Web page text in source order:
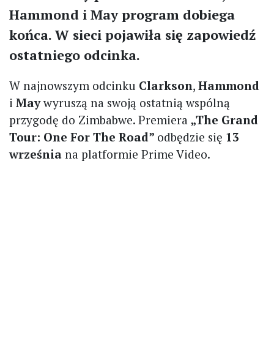
Hammond i May program dobiega
końca. W sieci pojawiła się zapowiedź
ostatniego odcinka.
W najnowszym odcinku Clarkson, Hammond
i Maywyruszą na swoją ostatnią wspólną
przygodę do Zimbabwe. Premiera „The Grand
Tour: One For The Road” odbędzie się 13
września na platformie Prime Video.